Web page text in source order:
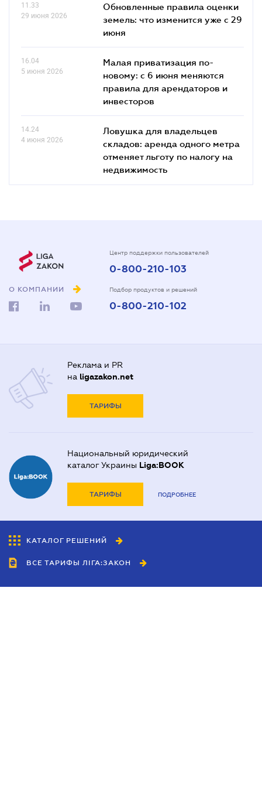
11.33
29 июня 2026
Обновленные правила оценки
земель: что изменится уже с 29
июня
16.04
5 июня 2026
Малая приватизация по-
новому: с 6 июня меняются
правила для арендаторов и
инвесторов
14.24
4 июня 2026
Ловушка для владельцев
складов: аренда одного метра
отменяет льготу по налогу на
недвижимость
О КОМПАНИИ
Центр поддержки пользователей
0-800-210-103
Подбор продуктов и решений
0-800-210-102
Реклама и PR
на ligazakon.net
ТАРИФЫ
Национальный юридический
каталог Украины Liga:BOOK
ТАРИФЫ ПОДРОБНЕЕ
КАТАЛОГ РЕШЕНИЙ
ВСЕ ТАРИФЫ ЛІГА:ЗАКОН